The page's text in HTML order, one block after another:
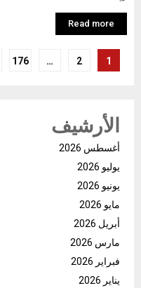
Read more
تعدد
المقالات
1
2
…
176
الأرشيف
أغسطس 2026
يوليو 2026
يونيو 2026
مايو 2026
أبريل 2026
مارس 2026
فبراير 2026
يناير 2026